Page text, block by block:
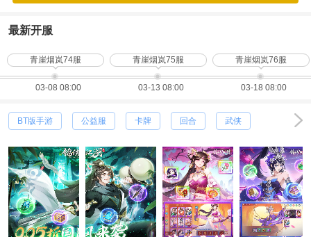
最新开服
青崖烟岚74服
03-08 08:00
青崖烟岚75服
03-13 08:00
青崖烟岚76服
03-18 08:00
BT版手游 公益服 卡牌 回合 武侠